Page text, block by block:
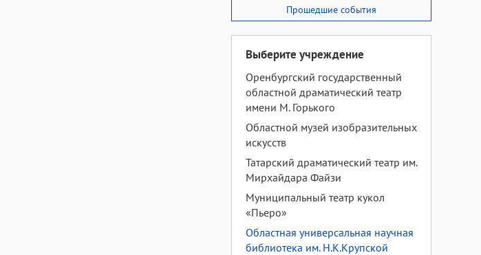
Прошедшие события
Выберите учреждение
Оренбургский государственный
областной драматический театр
имени М. Горького
Областной музей изобразительных
искусств
Татарский драматический театр им.
Мирхайдара Файзи
Муниципальный театр кукол
«Пьеро»
Областная универсальная научная
библиотека им. Н.К.Крупской